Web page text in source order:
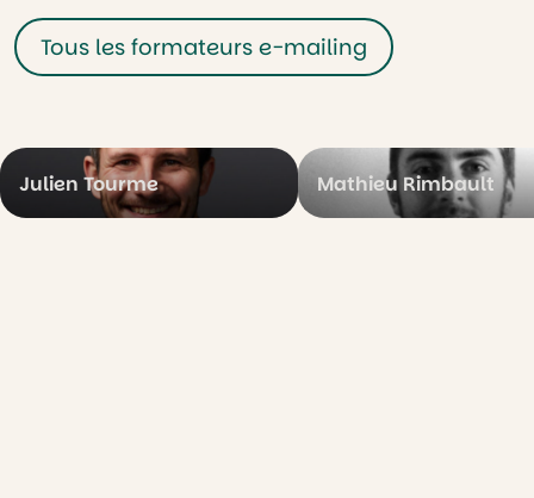
Tous les formateurs e-mailing
Julien Tourme Mathieu Rimbault